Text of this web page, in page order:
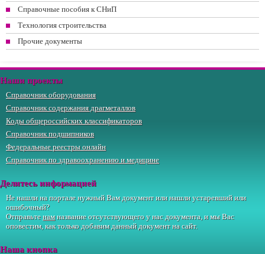
Справочные пособия к СНиП
Технология строительства
Прочие документы
Наши проекты
Справочник оборудования
Справочник содержания драгметаллов
Коды общероссийских классификаторов
Справочник подшипников
Федеральные реестры онлайн
Справочник по здравоохранению и медицине
Делитесь информацией
Не нашли на портале нужный Вам документ или нашли устаревший или
ошибочный?
Отправьтенамназвание отсутствующего у нас документа, и мы Вас
оповестим, как только добавим данный документ на сайт.
Наша кнопка